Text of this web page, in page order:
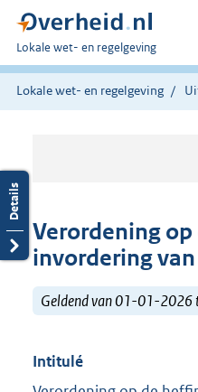
U
bent
hier:
Lokale wet- en regelgeving
Lokale wet- en regelgeving
Verordening
invordering
Geldend van 01-01-2026
Intitulé